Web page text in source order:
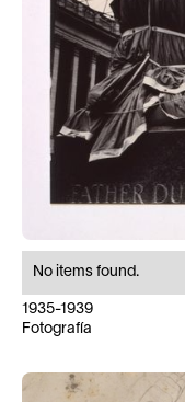
No items found.
1935-1939
Fotografía